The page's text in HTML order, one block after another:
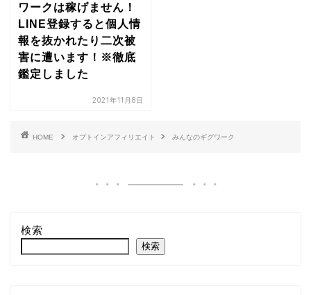
ワークは稼げません！
LINE登録すると個人情
報を抜かれたり二次被
害に遭います！※徹底
鑑定しました
2021年11月8日
HOME オプトインアフィリエイト みんなのギグワーク
検索
検索